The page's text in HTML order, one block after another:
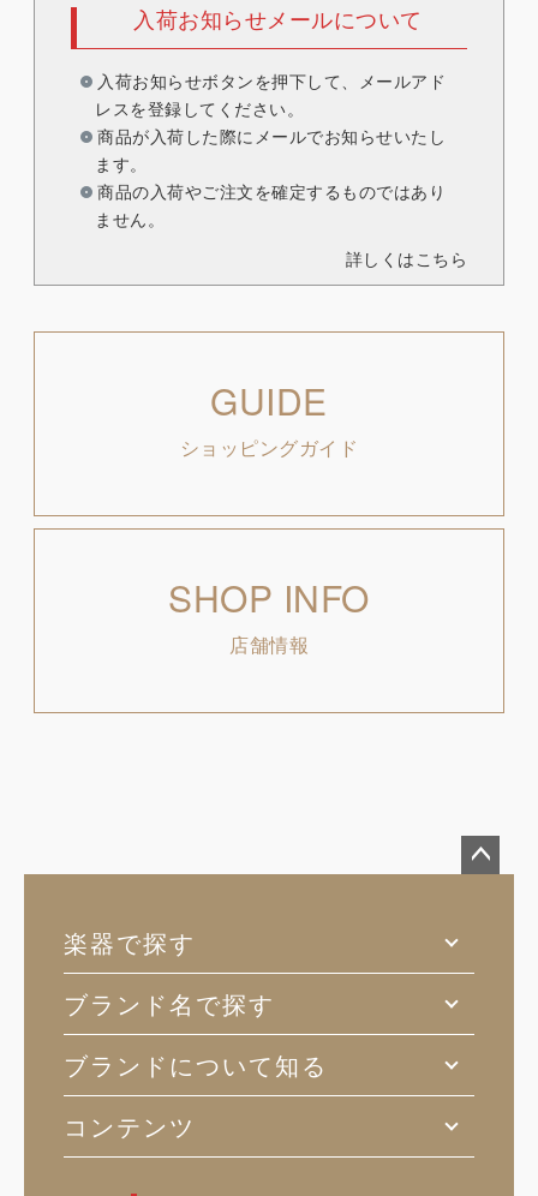
入荷お知らせメールについて
入荷お知らせボタンを押下して、メールアド
レスを登録してください。
商品が入荷した際にメールでお知らせいたし
ます。
商品の入荷やご注文を確定するものではあり
ません。
詳しくはこちら
GUIDE
ショッピングガイド
SHOP INFO
店舗情報
へ
楽器で探す
ブランド名で探す
ブランドについて知る
コンテンツ